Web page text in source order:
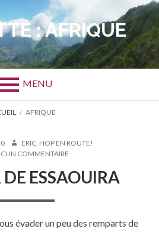
:AFRIQUE
MENU
AFRIQUE
AUTEUR
ERIC, HOP EN ROUTE!
COMMENTAIRE
DE
ESSAOUIRA
ESSAOUIRA
évader un peu des remparts de